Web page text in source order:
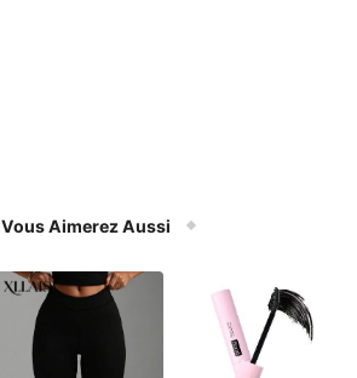
Vous Aimerez Aussi